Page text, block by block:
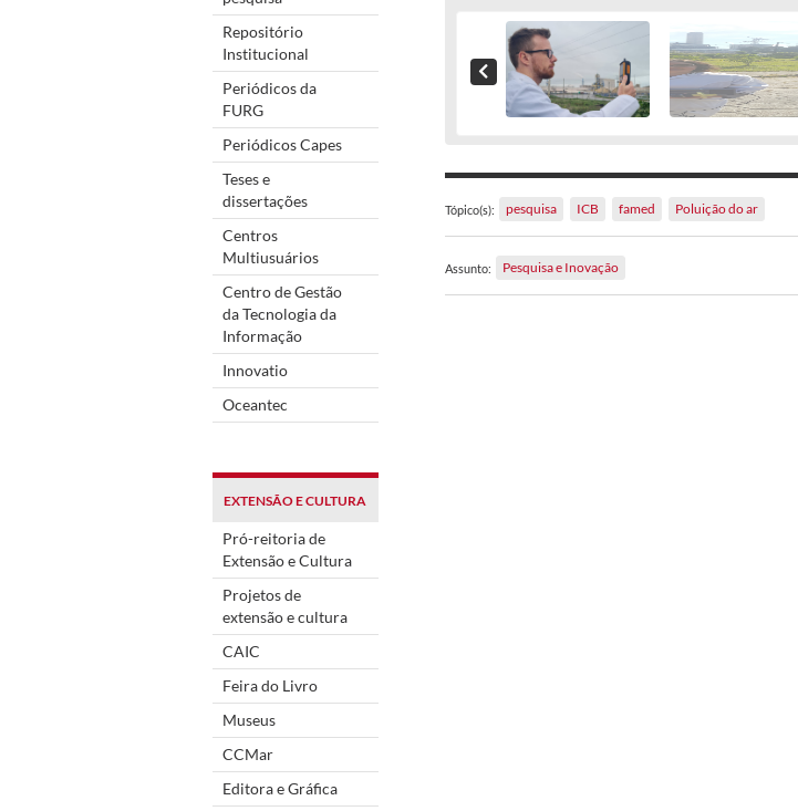
Repositório
Institucional
Periódicos da
FURG
Periódicos Capes
Teses e
dissertações
Centros
Multiusuários
Centro de Gestão
da Tecnologia da
Informação
Innovatio
Oceantec
EXTENSÃO E CULTURA
Pró-reitoria de
Extensão e Cultura
Projetos de
extensão e cultura
CAIC
Feira do Livro
Museus
CCMar
Editora e Gráfica
Tópico(s): pesquisa ICB famed Poluição do ar
Assunto: Pesquisa e Inovação